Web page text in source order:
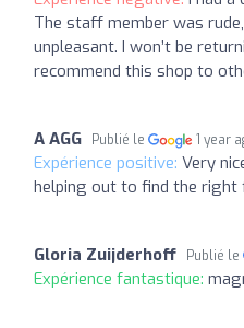
The staff member was
unpleasant. I won’t be
recommend this shop to
A AGG Publié le 1 year
Expérience positive: Very
helping out to find the
Gloria Zuijderhoff Publié le
Expérience fantastique: